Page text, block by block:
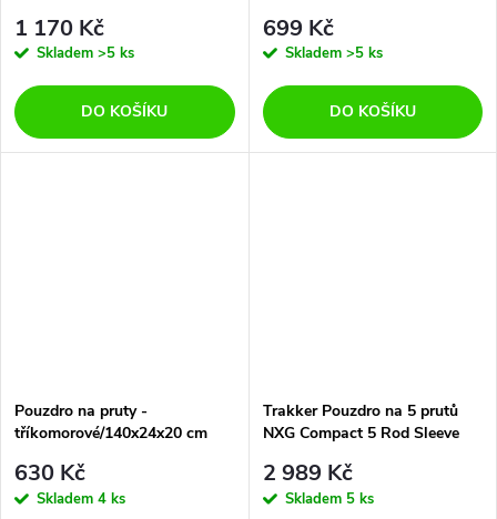
1 170 Kč
Skladem >5 ks
DO KOŠÍKU
699 Kč
Skladem >5 ks
DO KOŠÍKU
Pouzdro na pruty -
tříkomorové/140x24x20 cm
630 Kč
Skladem 4 ks
Trakker Pouzdro na 5 prutů
NXG Compact 5 Rod Sleeve
2 989 Kč
Skladem 5 ks